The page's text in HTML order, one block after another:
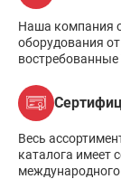
Наша компания
оборудования
востребованные
Весь
каталога имеет
международного